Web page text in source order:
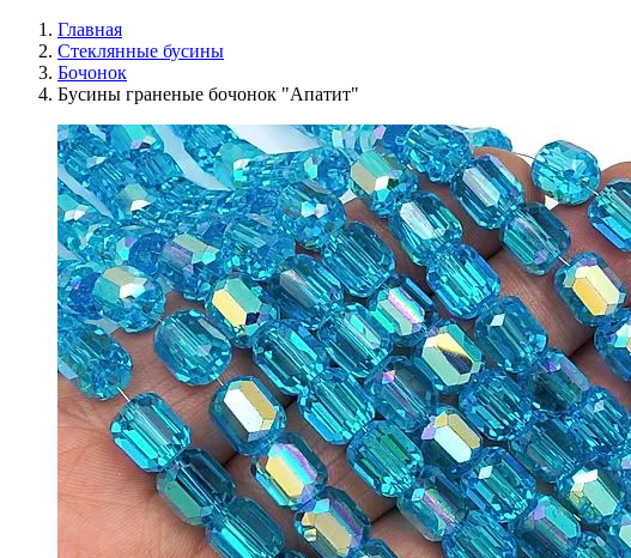
Главная
Стеклянные бусины
Бочонок
Бусины граненые бочонок "Апатит"